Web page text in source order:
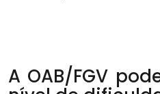
A OAB/FGV